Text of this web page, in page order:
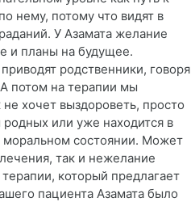
нему, потому что видят в
У Азамата желание
и планы на будущее.
родственники, говоря
потом на терапии мы
хочет выздороветь, просто
или уже находится в
состоянии. Может
так и нежелание
который предлагает
пациента Азамата было